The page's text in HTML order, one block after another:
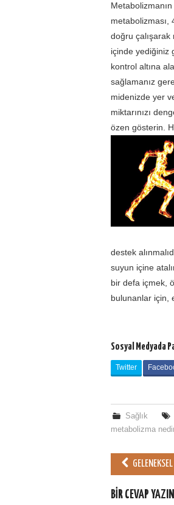
metabolizması,
doğru çalışarak
içinde yediğiniz
kontrol altına
sağlamanız
midenizde yer
miktarınızı
özen gösterin.
destek
suyun içine
bir defa içmek,
bulunanlar için,
Sosyal Medyada
Twitter
Sağlık
metabolizma
BIR CEVAP YAZIN